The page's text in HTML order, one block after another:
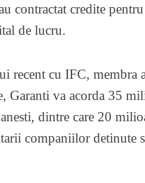
contractat credite
de lucru.
recent cu IFC, membra
Garanti va acorda 35
dintre care 20
companiilor detinute